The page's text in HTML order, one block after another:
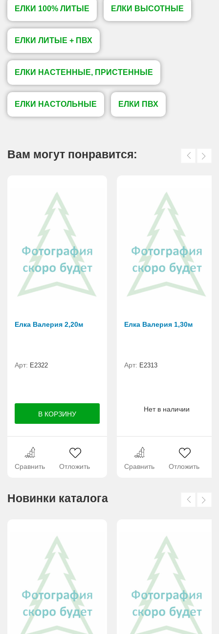
ЕЛКИ 100% ЛИТЫЕ ЕЛКИ ВЫСОТНЫЕ
ЕЛКИ ЛИТЫЕ + ПВХ
ЕЛКИ НАСТЕННЫЕ, ПРИСТЕННЫЕ
ЕЛКИ НАСТОЛЬНЫЕ ЕЛКИ ПВХ
Вам могут понравится:
Елка Валерия 2,20м
Арт: E2322
Сравнить Отложить
Елка Валерия 1,30м
Арт: E2313
Нет в наличии
Сравнить Отложить
Новинки каталога